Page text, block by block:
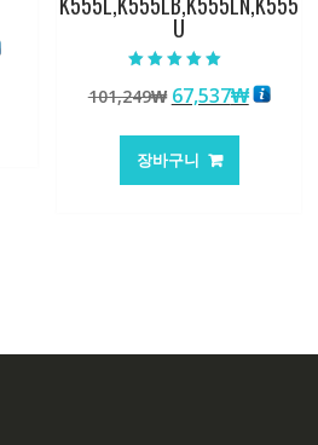
U
5.00
로 평가됨
101,249₩ 원
가
격:
67,537₩현
장바구니